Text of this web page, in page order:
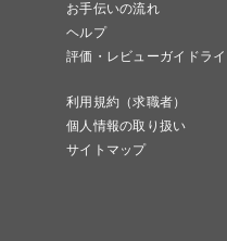
お手伝いの流れ
ヘルプ
評価・レビューガイドラ
利用規約（求職者）
個人情報の取り扱い
サイトマップ